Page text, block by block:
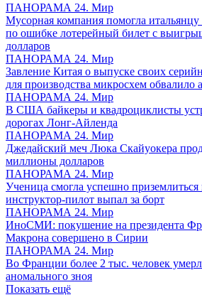
ПАНОРАМА 24. Мир
Мусорная компания помогла
по ошибке лотерейный билет с
долларов
ПАНОРАМА 24. Мир
Завление Китая о выпуске своих
для производства микросхем обвалило
ПАНОРАМА 24. Мир
В США байкеры и квадроциклисты
дорогах Лонг-Айленда
ПАНОРАМА 24. Мир
Джедайский меч Люка Скайуокера
миллионы долларов
ПАНОРАМА 24. Мир
Ученица смогла успешно приземлиться
инструктор-пилот выпал за борт
ПАНОРАМА 24. Мир
ИноСМИ: покушение на президента
Макрона совершено в Сирии
ПАНОРАМА 24. Мир
Во Франции более 2 тыс. человек
аномального зноя
Показать ещё